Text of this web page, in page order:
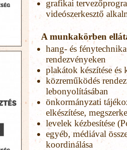
grafikai
videószerkesztő
A munkakörben
hang- és
rendezvényeken
plakátok készítése és
közreműködés
lebonyolításában
önkormányzati
elkészítése,
levelek kézbesítése
egyéb, médiával
koordinálása